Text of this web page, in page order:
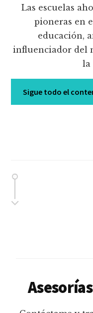
Las escuelas
pioneras en
educación,
influenciador del
la
Sigue todo el